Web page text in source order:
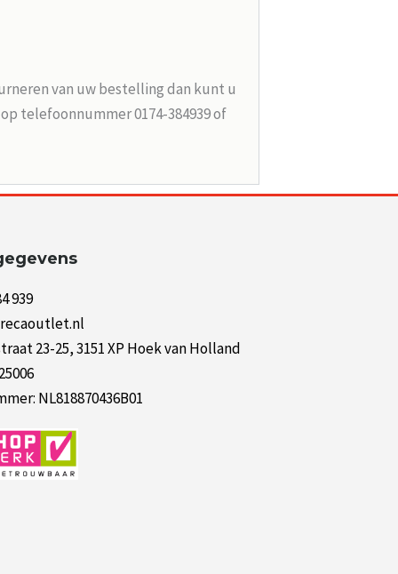
van uw bestelling dan kunt u
telefoonnummer 0174-384939 of
939
23-25, 3151 XP Hoek van Holland
NL818870436B01